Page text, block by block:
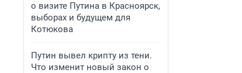
о визите Путина в Красноярск,
выборах и будущем для
Котюкова
Путин вывел крипту из тени.
Что изменит новый закон о